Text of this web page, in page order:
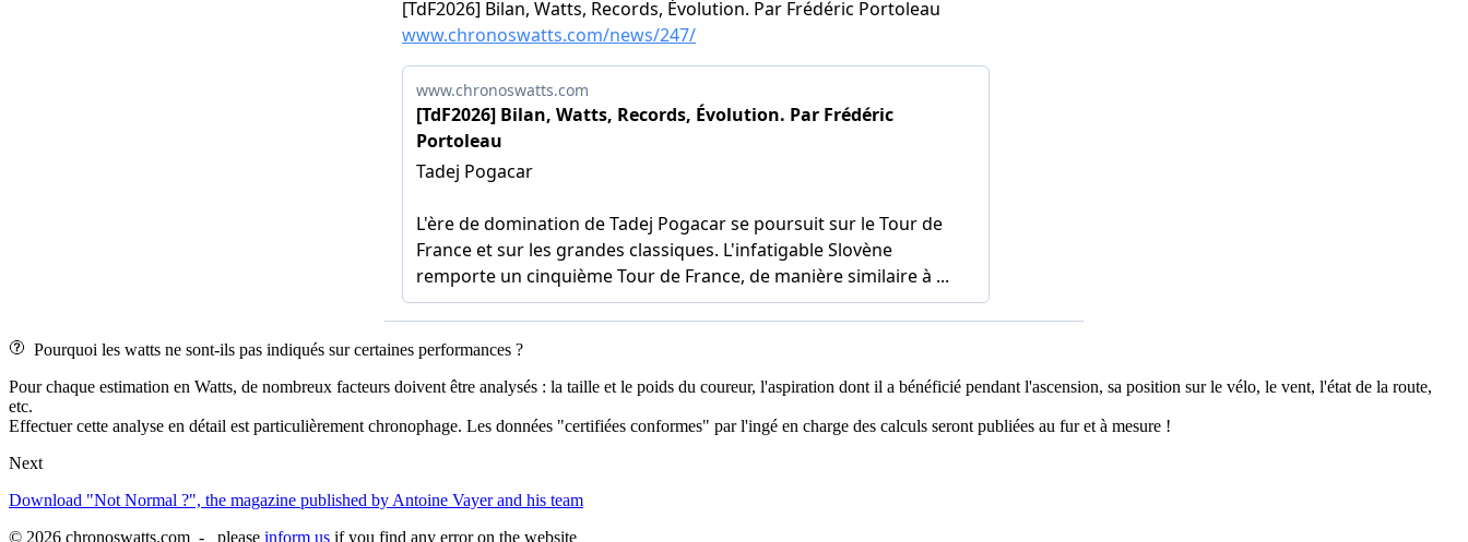
Pourquoi les watts ne sont-ils pas indiqués sur certaines performances ?
Pour chaque estimation en Watts, de nombreux facteurs doivent être analysés : la taille et le poids du coureur, l'aspiration dont il a bénéficié pendant l'ascension, sa position sur le vélo, le vent, l'état de la route,
etc.
Effectuer cette analyse en détail est particulièrement chronophage. Les données "certifiées conformes" par l'ingé en charge des calculs seront publiées au fur et à mesure !
Next
Download "Not Normal ?", the magazine published by Antoine Vayer and his team
© 2026 chronoswatts.com - please inform us if you find any error on the website